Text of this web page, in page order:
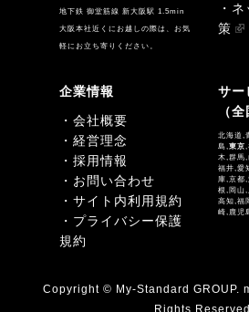
地下鉄 御堂筋線 新大阪駅 1.5min
大阪本社近くにお越しの際は、お気
軽にお立ち寄りください。
・
策
企業情報
・会社概要
・経営理念
・採用情報
・お問い合わせ
・サイト内利用規約
・プライバシー保護
規約
サー
（全
北海道,
島,東京,
木,群馬
福井,愛
庫,京都
根,岡山
高知,福
崎,鹿児
Copyright © My-Standard GROUP.
Rights Reserved.